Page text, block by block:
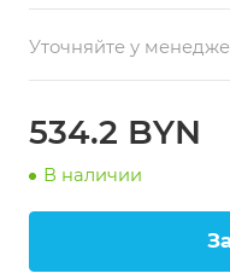
Тип по
Уточняйте у
534.2 BYN
В наличии